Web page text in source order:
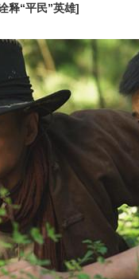
释“平民”英雄]